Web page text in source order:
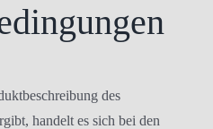
des
handelt es sich bei den